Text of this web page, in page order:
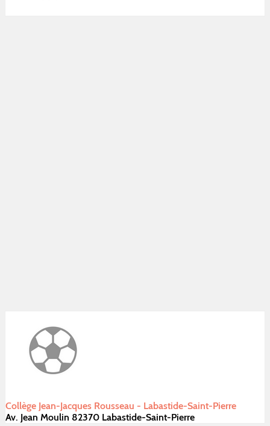
Collège Jean-Jacques Rousseau - Labastide-Saint-Pierre
Av. Jean Moulin 82370 Labastide-Saint-Pierre